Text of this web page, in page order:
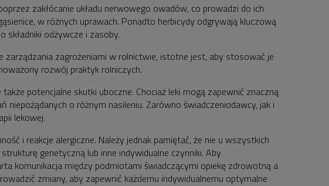
zakłócanie układu nerwowego owadów, co prowadzi do ich
w różnych uprawach. Ponadto herbicydy odgrywają kluczową
składniki odżywcze i zasoby.
zagrożeniami w rolnictwie, istotne jest, aby stosować je
rozwój praktyk rolniczych.
potencjalne skutki uboczne. Chociaż leki mogą zapewnić znaczną
o różnym nasileniu. Zarówno świadczeniodawcy, jak i
lekowej.
i reakcje alergiczne. Należy jednak pamiętać, że nie u wszystkich
genetyczną lub inne indywidualne czynniki. Aby
komunikacja między podmiotami świadczącymi opiekę zdrowotną a
zmiany, aby zapewnić każdemu indywidualnemu optymalne